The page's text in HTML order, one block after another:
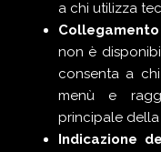
a chi utilizza
non è
consenta a
menù e
principale della
Indicazione